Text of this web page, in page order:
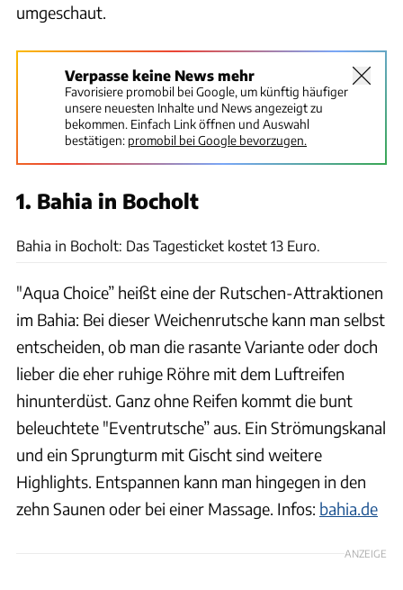
umgeschaut.
Verpasse keine News mehr
Favorisiere promobil bei Google, um künftig häufiger
unsere neuesten Inhalte und News angezeigt zu
bekommen. Einfach Link öffnen und Auswahl
bestätigen: promobil bei Google bevorzugen.
1. Bahia in Bocholt
Bahia in Bocholt: Das Tagesticket kostet 13 Euro.
"Aqua Choice” heißt eine der Rutschen-Attraktionen
im Bahia: Bei dieser Weichenrutsche kann man selbst
entscheiden, ob man die rasante Variante oder doch
lieber die eher ruhige Röhre mit dem Luftreifen
hinunterdüst. Ganz ohne Reifen kommt die bunt
beleuchtete "Eventrutsche” aus. Ein Strömungskanal
und ein Sprungturm mit Gischt sind weitere
Highlights. Entspannen kann man hingegen in den
zehn Saunen oder bei einer Massage. Infos: bahia.de
ANZEIGE